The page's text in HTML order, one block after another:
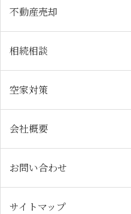
不動産売却
相続相談
空家対策
会社概要
お問い合わせ
サイトマップ